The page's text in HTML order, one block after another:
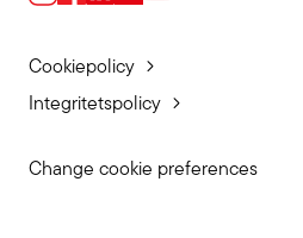
Cookiepolicy
Integritetspolicy
Change cookie preferences